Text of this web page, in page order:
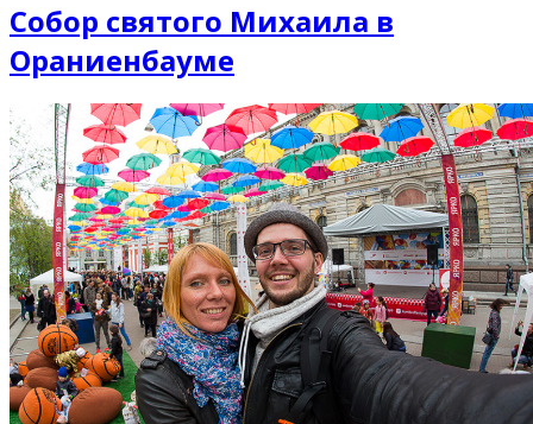
Собор святого Михаила в
Ораниенбауме